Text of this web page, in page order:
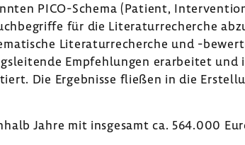
PICO-​Schema (Patient,
für die Lite­ra­tur­re­cherche
Lite­ra­tur­re­cherche und -​
Empfeh­lungen erar­beitet
Die Ergeb­nisse fließen in die
Jahre mit insge­samt ca. 564.000